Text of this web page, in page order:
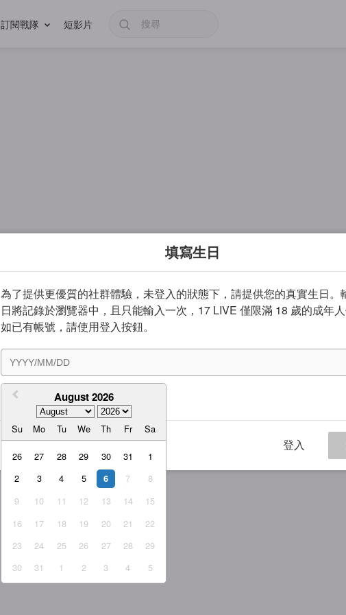
訂閱戰隊 短影片
填寫生日
為了提供更優質的社群體驗，未登入的狀態下，請提供您的真實生日。
日將記錄於瀏覽器中，且只能輸入一次，17 LIVE 僅限滿 18 歲的成年人
如已有帳號，請使用登入按鈕。
August 2026
Su Mo Tu We Th Fr Sa
26 27 28 29 30 31
1
2
3 4 5 6 7
8
9
10 11 12 13 14
15
16
17 18 19 20 21
22
23
24 25 26 27 28
29
30
31 1 2 3 4 5
我同意 服務條款與隱私權政策
登入